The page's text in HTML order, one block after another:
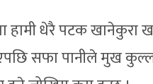
हामी धेरै पटक खानेकुरा
सफा पानीले मुख कुल्ला